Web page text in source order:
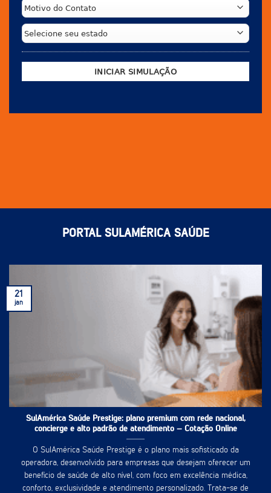
PORTAL SULAMÉRICA SAÚDE
SulAmérica Saúde Prestige: plano premium com rede nacional,
concierge e alto padrão de atendimento – Cotação Online
O SulAmérica Saúde Prestige é o plano mais sofisticado da
operadora, desenvolvido para empresas que desejam oferecer um
benefício de saúde de alto nível, com foco em excelência médica,
conforto, exclusividade e atendimento personalizado. Trata-se de
21
jan